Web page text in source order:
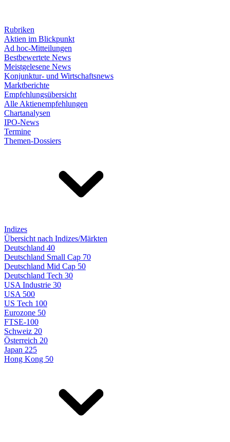
Rubriken
Aktien im Blickpunkt
Ad hoc-Mitteilungen
Bestbewertete News
Meistgelesene News
Konjunktur- und Wirtschaftsnews
Marktberichte
Empfehlungsübersicht
Alle Aktienempfehlungen
Chartanalysen
IPO-News
Termine
Themen-Dossiers
Indizes
Übersicht nach Indizes/Märkten
Deutschland 40
Deutschland Small Cap 70
Deutschland Mid Cap 50
Deutschland Tech 30
USA Industrie 30
USA 500
US Tech 100
Eurozone 50
FTSE-100
Schweiz 20
Österreich 20
Japan 225
Hong Kong 50